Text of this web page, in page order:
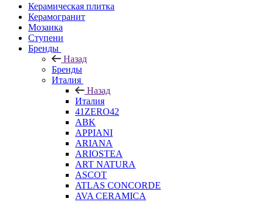
Керамическая плитка
Керамогранит
Мозаика
Ступени
Бренды
Назад
Бренды
Италия
Назад
Италия
41ZERO42
ABK
APPIANI
ARIANA
ARIOSTEA
ART NATURA
ASCOT
ATLAS CONCORDE
AVA CERAMICA